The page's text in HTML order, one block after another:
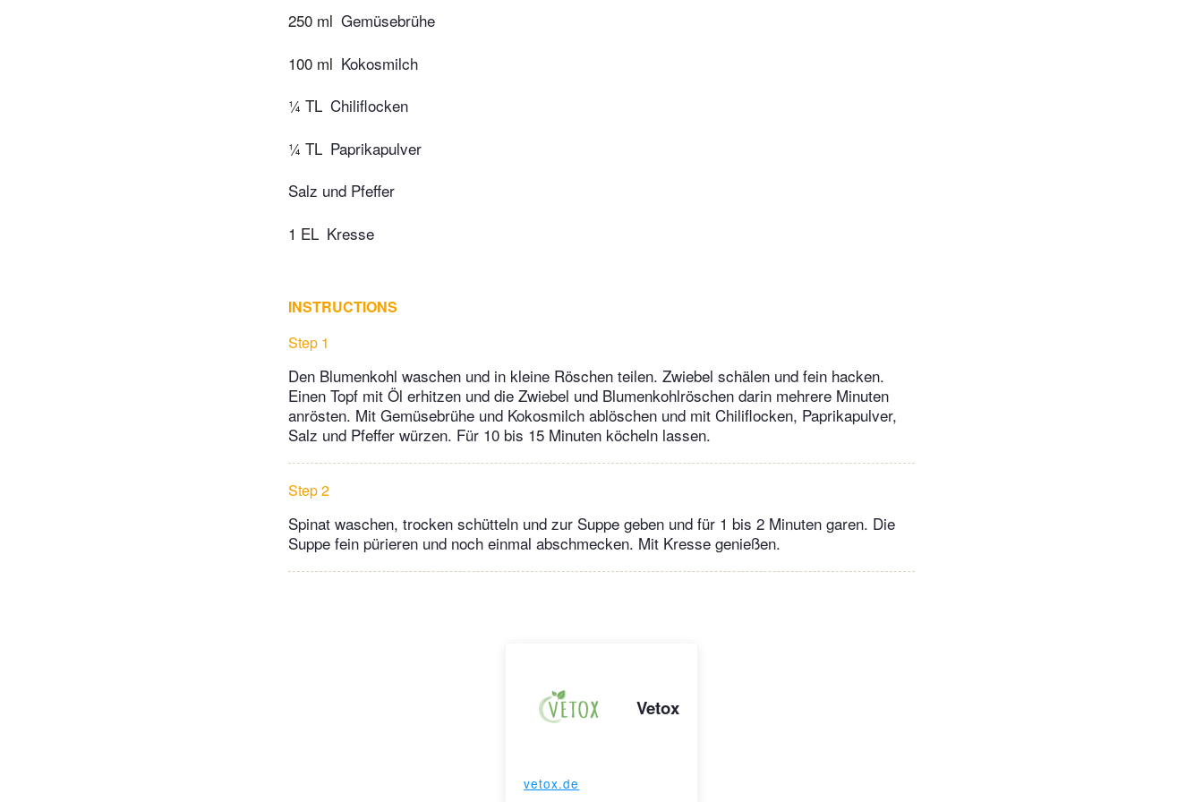
250 ml Gemüsebrühe
100 ml Kokosmilch
¼ TL Chiliflocken
¼ TL Paprikapulver
Salz und Pfeffer
1 EL Kresse
INSTRUCTIONS
Step 1
Den Blumenkohl waschen und in kleine Röschen teilen. Zwiebel schälen und fein hacken.
Einen Topf mit Öl erhitzen und die Zwiebel und Blumenkohlröschen darin mehrere Minuten
anrösten. Mit Gemüsebrühe und Kokosmilch ablöschen und mit Chiliflocken, Paprikapulver,
Salz und Pfeffer würzen. Für 10 bis 15 Minuten köcheln lassen.
Step 2
Spinat waschen, trocken schütteln und zur Suppe geben und für 1 bis 2 Minuten garen. Die
Suppe fein pürieren und noch einmal abschmecken. Mit Kresse genießen.
Vetox
vetox.de